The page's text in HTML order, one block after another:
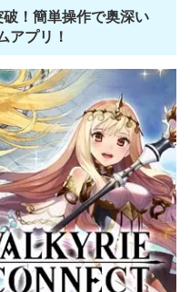
！簡単操作で奥深い
アプリ！